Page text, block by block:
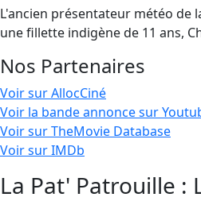
L'ancien présentateur météo de
une fillette indigène de 11 ans,
Nos Partenaires
Voir sur AllocCiné
Voir la bande annonce sur
Voir sur TheMovie Database
Voir sur IMDb
La Pat' Patrouille :